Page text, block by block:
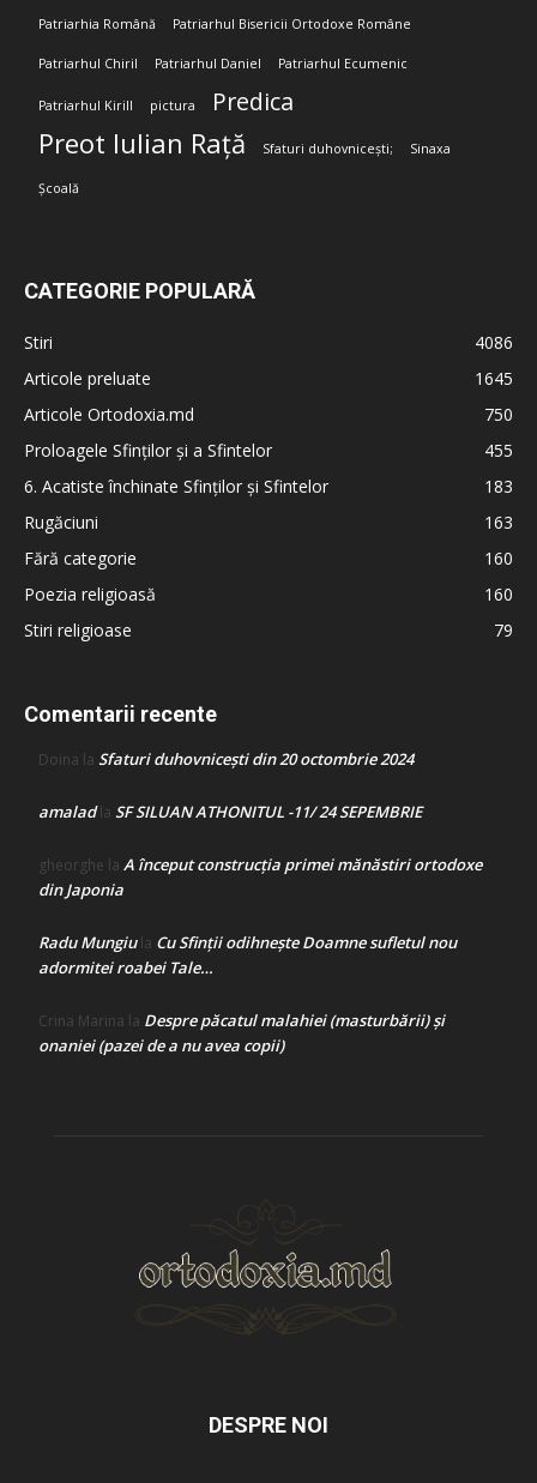
Patriarhia Română Patriarhul Bisericii Ortodoxe Române
Patriarhul Chiril Patriarhul Daniel Patriarhul Ecumenic
Patriarhul Kirill pictura Predica
Preot Iulian Rață Sfaturi duhovnicești; Sinaxa
Școală
CATEGORIE POPULARĂ
Stiri
4086
Articole preluate
1645
Articole Ortodoxia.md
750
Proloagele Sfinților și a Sfintelor
455
6. Acatiste închinate Sfinților și Sfintelor
183
Rugăciuni
163
Fără categorie
160
Poezia religioasă
160
Stiri religioase
79
Comentarii recente
Doina la Sfaturi duhovnicești din 20 octombrie 2024
amaladla SF SILUAN ATHONITUL -11/ 24 SEPEMBRIE
gheorghe la A început construcţia primei mănăstiri ortodoxe
din Japonia
Radu Mungiula Cu Sfinții odihnește Doamne sufletul nou
adormitei roabei Tale…
Crina Marina la Despre păcatul malahiei (masturbării) şi
onaniei (pazei de a nu avea copii)
DESPRE NOI